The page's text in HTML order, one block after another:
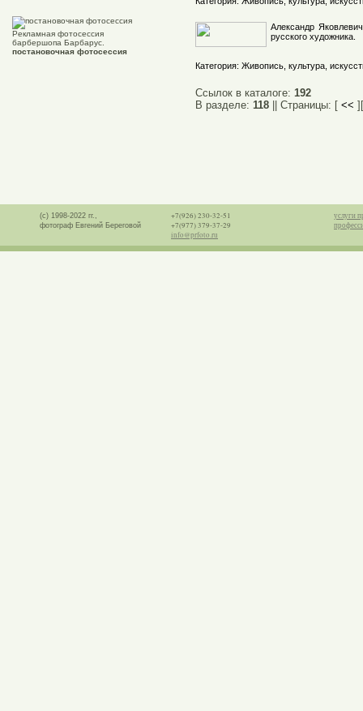
Рекламная фотосессия
барбершопа Барбарус.
постановочная фотосессия
140
0
Александр
русского художника.
10
0
Категория: Живопись, культура,
Ссылок в каталоге: 192
В разделе: 118 || Страницы: [ << ][
(с) 1998-2022 гг.,
фотограф Евгений Береговой
+7(926) 230-32-51
+7(977) 379-37-29
info@prfoto.ru
услуги